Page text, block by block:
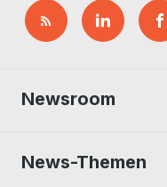
Newsroom
News-Themen